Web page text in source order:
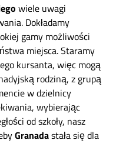
wiele uwagi
Dokładamy
gamy możliwości
miejsca. Staramy
kursanta, więc mogą
rodziną, z grupą
w dzielnicy
wybierając
od szkoły, nasz
Granadastała się dla